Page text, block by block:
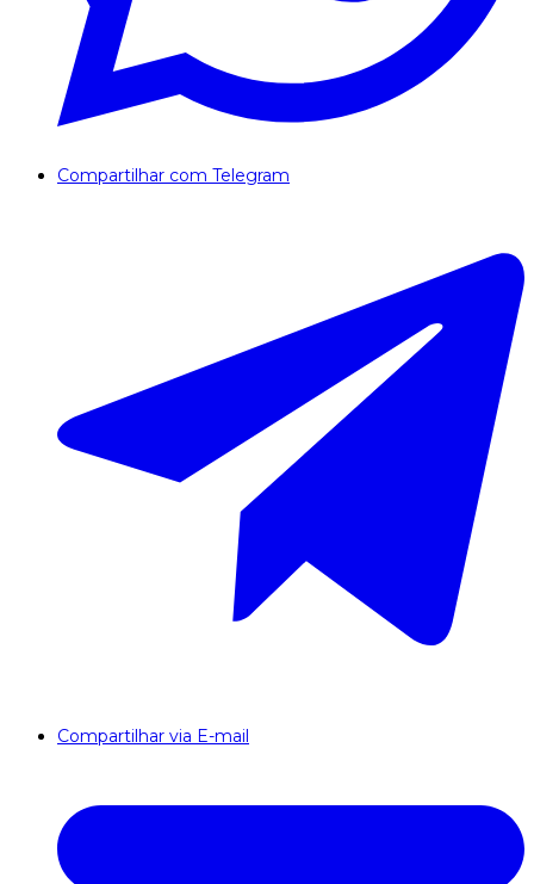
Compartilhar com Telegram
Compartilhar via E-mail